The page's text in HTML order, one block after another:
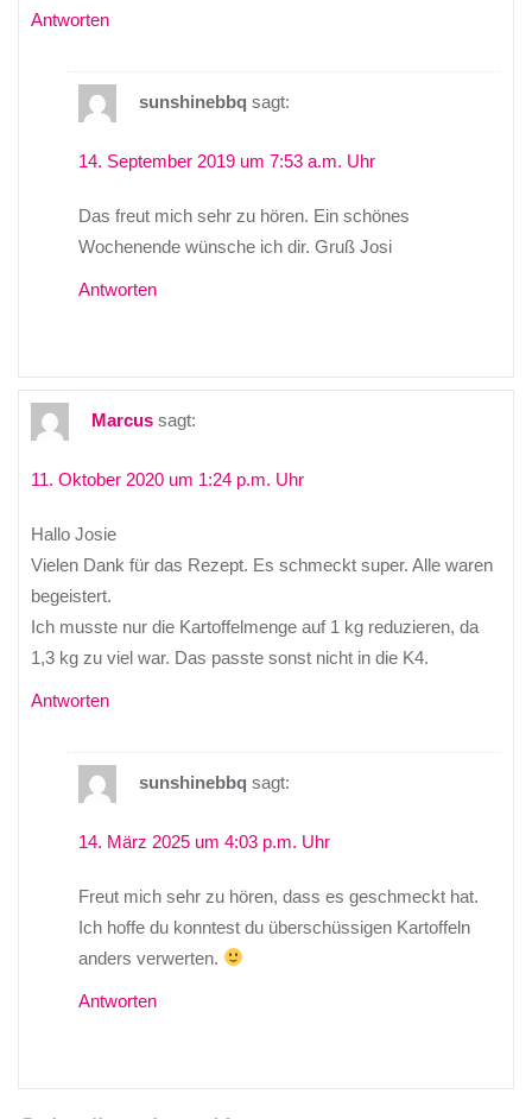
Antworten
sunshinebbq sagt:
14. September 2019 um 7:53 a.m. Uhr
Das freut mich sehr zu hören. Ein schönes
Wochenende wünsche ich dir. Gruß Josi
Antworten
Marcus sagt:
11. Oktober 2020 um 1:24 p.m. Uhr
Hallo Josie
Vielen Dank für das Rezept. Es schmeckt super. Alle waren
begeistert.
Ich musste nur die Kartoffelmenge auf 1 kg reduzieren, da
1,3 kg zu viel war. Das passte sonst nicht in die K4.
Antworten
sunshinebbq sagt:
14. März 2025 um 4:03 p.m. Uhr
Freut mich sehr zu hören, dass es geschmeckt hat.
Ich hoffe du konntest du überschüssigen Kartoffeln
anders verwerten.
Antworten